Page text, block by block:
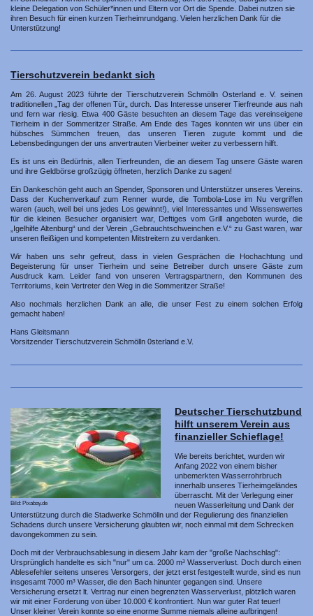
kleine Delegation von Schüler*innen und Eltern vor Ort die Spende. Dabei nutzen sie
ihren Besuch für einen kurzen Tierheimrundgang. Vielen herzlichen Dank für die
Unterstützung!
Tierschutzverein bedankt sich
Am 26. August 2023 führte der Tierschutzverein Schmölln Osterland e. V. seinen
traditionellen „Tag der offenen Tür„ durch. Das Interesse unserer Tierfreunde aus nah
und fern war riesig. Etwa 400 Gäste besuchten an diesem Tage das vereinseigene
Tierheim in der Sommeritzer Straße. Am Ende des Tages konnten wir uns über ein
hübsches Sümmchen freuen, das unseren Tieren zugute kommt und die
Lebensbedingungen der uns anvertrauten Vierbeiner weiter zu verbessern hilft.
Es ist uns ein Bedürfnis, allen Tierfreunden, die an diesem Tag unsere Gäste waren
und ihre Geldbörse großzügig öffneten, herzlich Danke zu sagen!
Ein Dankeschön geht auch an Spender, Sponsoren und Unterstützer unseres Vereins.
Dass der Kuchenverkauf zum Renner wurde, die Tombola-Lose im Nu vergriffen
waren (auch, weil bei uns jedes Los gewinnt!), viel Interessantes und Wissenswertes
für die kleinen Besucher organisiert war, Deftiges vom Grill angeboten wurde, die
„Igelhilfe Altenburg“ und der Verein „Gebrauchtschweinchen e.V.“ zu Gast waren, war
unseren fleißigen und kompetenten Mitstreitern zu verdanken.
Wir haben uns sehr gefreut, dass in vielen Gesprächen die Hochachtung und
Begeisterung für unser Tierheim und seine Betreiber durch unsere Gäste zum
Ausdruck kam. Leider fand von unseren Vertragspartnern, den Kommunen des
Territoriums, kein Vertreter den Weg in die Sommeritzer Straße!
Also nochmals herzlichen Dank an alle, die unser Fest zu einem solchen Erfolg
gemacht haben!
Hans Gleitsmann
Vorsitzender Tierschutzverein Schmölln 0sterland e.V.
Bild: Pixabay.de
Deutscher Tierschutzbund
hilft unserem Verein aus
finanzieller Schieflage!
Wie bereits berichtet, wurden wir
Anfang 2022 von einem bisher
unbemerkten Wasserrohrbruch
innerhalb unseres Tierheimgeländes
überrascht. Mit der Verlegung einer
neuen Wasserleitung und Dank der
Unterstützung durch die Stadwerke Schmölln und der Regulierung des finanziellen
Schadens durch unsere Versicherung glaubten wir, noch einmal mit dem Schrecken
davongekommen zu sein.
Doch mit der Verbrauchsablesung in diesem Jahr kam der "große Nachschlag":
Ursprünglich handelte es sich "nur" um ca. 2000 m³ Wasserverlust. Doch durch einen
Ablesefehler seitens unseres Versorgers, der jetzt erst festgestellt wurde, sind es nun
insgesamt 7000 m³ Wasser, die den Bach hinunter gegangen sind. Unsere
Versicherung ersetzt lt. Vertrag nur einen begrenzten Wasserverlust, plötzlich waren
wir mit einer Forderung von über 10.000 € konfrontiert. Nun war guter Rat teuer!
Unser kleiner Verein konnte so eine enorme Summe niemals alleine aufbringen!